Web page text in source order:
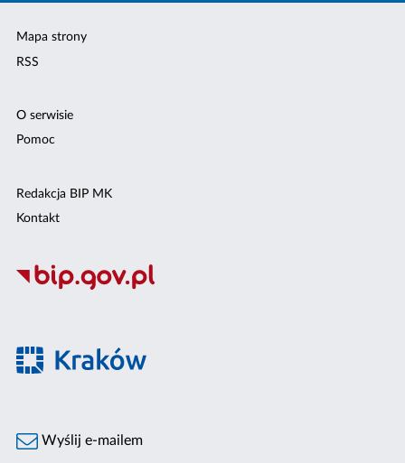
Mapa strony
RSS
O serwisie
Pomoc
Redakcja BIP MK
Kontakt
Wyślij e-mailem